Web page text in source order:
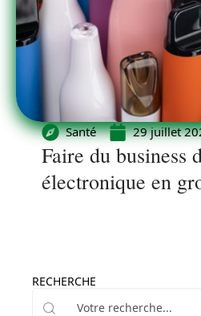
Santé 29 juillet
Faire du business
électronique en
RECHERCHE